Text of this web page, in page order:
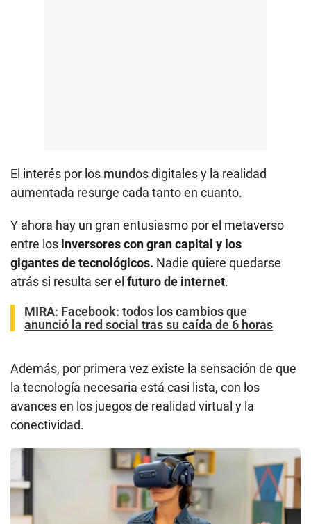
El interés por los mundos digitales y la realidad
aumentada resurge cada tanto en cuanto.
Y ahora hay un gran entusiasmo por el metaverso
entre los inversores con gran capital y los
gigantes de tecnológicos. Nadie quiere quedarse
atrás si resulta ser el futuro de internet.
MIRA: Facebook: todos los cambios que
anunció la red social tras su caída de 6 horas
Además, por primera vez existe la sensación de que
la tecnología necesaria está casi lista, con los
avances en los juegos de realidad virtual y la
conectividad.